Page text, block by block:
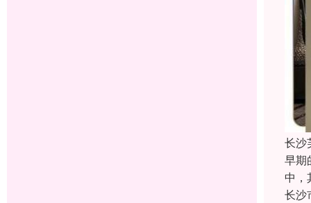
长沙
早期
中，
长沙